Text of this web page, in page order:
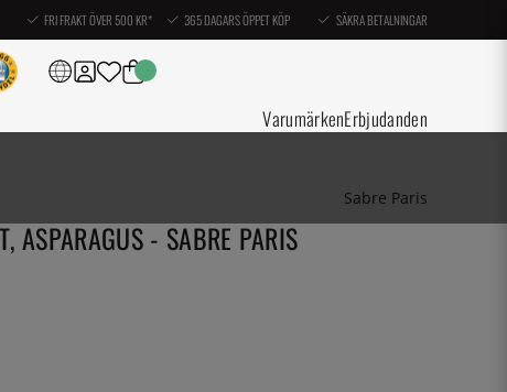
FRI FRAKT ÖVER 500 KR* 365 DAGARS ÖPPET KÖP SÄKRA BETALNINGAR
VarumärkenErbjudanden
Sabre Paris
ASPARAGUS - SABRE PARIS